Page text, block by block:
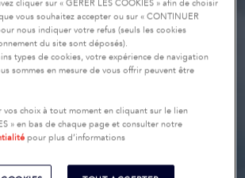
cliquer sur « GERER LES COOKIES » afin de choisir
vous souhaitez accepter ou sur « CONTINUER
nous indiquer votre refus (seuls les cookies
du site sont déposés).
types de cookies, votre expérience de navigation
sommes en mesure de vous offrir peuvent être
vos choix à tout moment en cliquant sur le lien
» en bas de chaque page et consulter notre
pour plus d’informations